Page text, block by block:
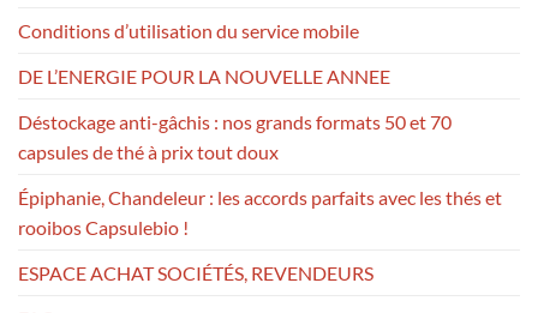
Conditions d’utilisation du service mobile
DE L’ENERGIE POUR LA NOUVELLE ANNEE
Déstockage anti-gâchis : nos grands formats 50 et 70
capsules de thé à prix tout doux
Épiphanie, Chandeleur : les accords parfaits avec les thés et
rooibos Capsulebio !
ESPACE ACHAT SOCIÉTÉS, REVENDEURS